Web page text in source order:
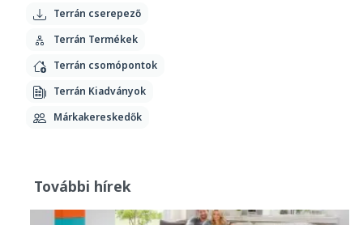
Terrán cserepező
Terrán Termékek
Terrán csomópontok
Terrán Kiadványok
Márkakereskedők
További hírek